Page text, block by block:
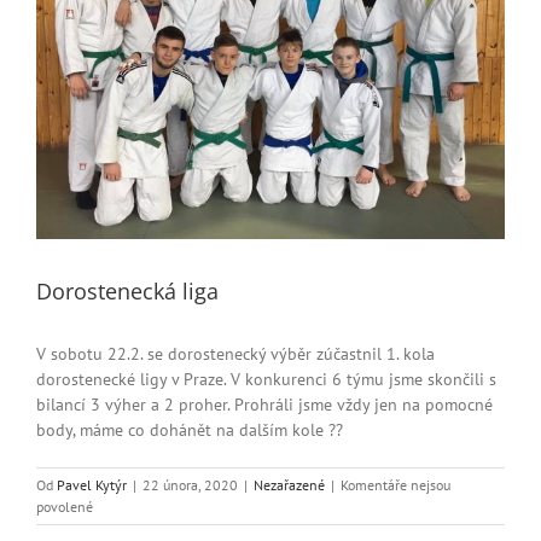
Dorostenecká liga
V sobotu 22.2. se dorostenecký výběr zúčastnil 1. kola
dorostenecké ligy v Praze. V konkurenci 6 týmu jsme skončili s
bilancí 3 výher a 2 proher. Prohráli jsme vždy jen na pomocné
body, máme co dohánět na dalším kole ??
Od Pavel Kytýr | 22 února, 2020 | Nezařazené | Komentáře nejsou
povolenéu
textu